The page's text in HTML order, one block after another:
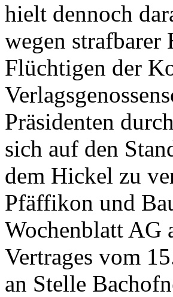
hielt dennoch
wegen strafbarer
Flüchtigen der
Präsidenten
sich auf den
dem Hickel zu
Pfäffikon und
Wochenblatt AG
Vertrages vom
an Stelle